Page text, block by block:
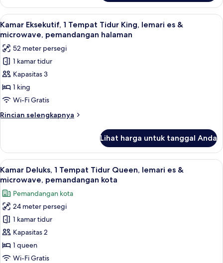
lemari
es
&
microwave
Kamar
Deluks,
2
Tempat
Queen,
shower
kursi
roda,
lemari
&
microwave
Lihat
semua
foto
untuk
Kamar
Eksekutif,
1
Tempat
Tidur
King,
es
&
microwave,
pemandangan
halaman
Televisi LCD 42-inci dengan saluran
5
Kamar Eksekutif, 1 Tempat Tidur King, lemari es &
microwave, pemandangan halaman
52 meter persegi
1 kamar tidur
Kapasitas 3
1 king
Wi-Fi Gratis
Rincian selengkapnya
Rincian
Kamar
Eksekutif,
1
Tempat
King,
lemari
es
&
microwave,
halaman
Lihat harga untuk tanggal Anda
Lihat
semua
foto
untuk
Kamar
Deluks,
1
Tempat
Tidur
Seprai antialergi, selimut bulu
9
Kamar Deluks, 1 Tempat Tidur Queen, lemari es &
microwave, pemandangan kota
Pemandangan kota
24 meter persegi
1 kamar tidur
Kapasitas 2
1 queen
Wi-Fi Gratis